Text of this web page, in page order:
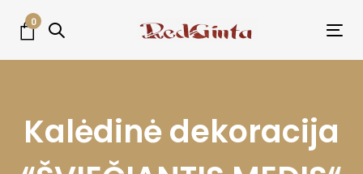
links
content
0
Kalėdinė dekoracija